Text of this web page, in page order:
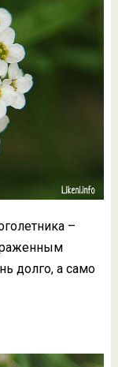
–
долго, а само